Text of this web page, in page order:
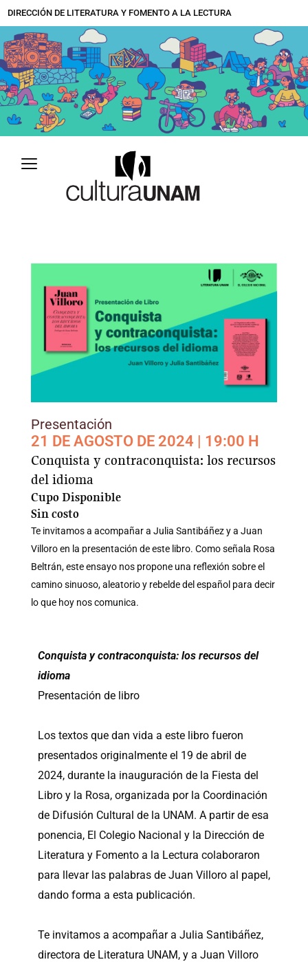
al
contenido
DIRECCIÓN DE LITERATURA Y FOMENTO A LA LECTURA
Presentación
21 DE AGOSTO DE 2024 | 19:00 H
Conquista y contraconquista: los recursos
del idioma
Cupo Disponible
Sin costo
Te invitamos a acompañar a Julia Santibáñez y a Juan
Villoro en la presentación de este libro. Como señala Rosa
Beltrán, este ensayo nos propone una reflexión sobre el
camino sinuoso, aleatorio y rebelde del español para decir
lo que hoy nos comunica.
Conquista y contraconquista: los recursos del
idioma
Presentación de libro
Los textos que dan vida a este libro fueron
presentados originalmente el 19 de abril de
2024, durante la inauguración de la Fiesta del
Libro y la Rosa, organizada por la Coordinación
de Difusión Cultural de la UNAM. A partir de esa
ponencia, El Colegio Nacional y la Dirección de
Literatura y Fomento a la Lectura colaboraron
para llevar las palabras de Juan Villoro al papel,
dando forma a esta publicación.
Te invitamos a acompañar a Julia Santibáñez,
directora de Literatura UNAM, y a Juan Villoro